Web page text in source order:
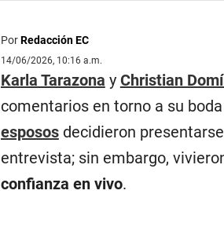
PorRedacción EC
14/06/2026, 10:16 a.m.
Karla Tarazona y Christian
comentarios en torno a su
espososdecidieron
entrevista; sin embargo,
confianza en vivo.